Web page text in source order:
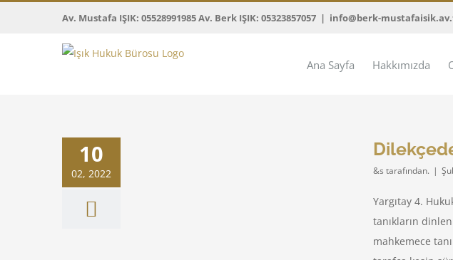
Av. Mustafa IŞIK: 05528991985 Av. Berk IŞIK: 05323857057 | info@berk-
Ana Sayfa Hakkımızda
10
02, 2022
deliline dayanılması
&s tarafından. |
Yargıtay 4.
tanıkların
mahkemece